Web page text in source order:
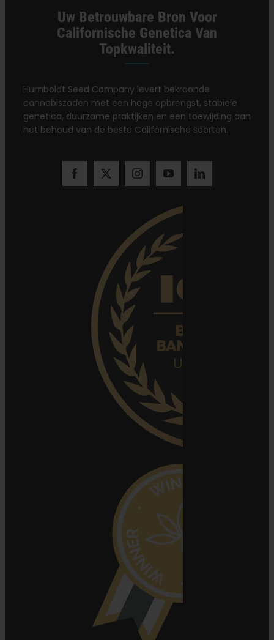
Uw Betrouwbare Bron Voor
Californische Genetica Van
Topkwaliteit.
Humboldt Seed Company levert bekroonde
cannabiszaden met een hoge opbrengst, stabiele
genetica, duurzame praktijken en een toewijding aan
het behoud van de beste Californische soorten.